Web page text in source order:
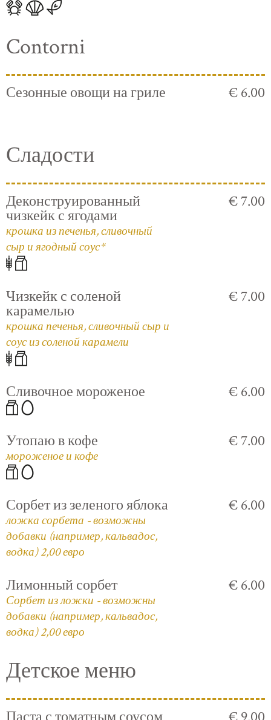
Contorni
Сезонные овощи на гриле € 6.00
Сладости
Деконструированный
чизкейк с ягодами
крошка из печенья, сливочный
сыр и ягодный соус*
€ 7.00
Чизкейк с соленой
карамелью
крошка печенья, сливочный сыр и
соус из соленой карамели
€ 7.00
Сливочное мороженое € 6.00
Утопаю в кофе
мороженое и кофе
€ 7.00
Сорбет из зеленого яблока
ложка сорбета - возможны
добавки (например, кальвадос,
водка) 2,00 евро
€ 6.00
Лимонный сорбет
Сорбет из ложки - возможны
добавки (например, кальвадос,
водка) 2,00 евро
€ 6.00
Детское меню